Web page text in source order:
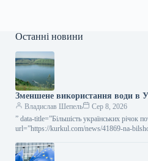
Останні новини
Зменшене використання води в
Владислав Шепель
Сер 8, 2026
” data-title=”Більшість українських річок
url=”https://kurkul.com/news/41869-na-